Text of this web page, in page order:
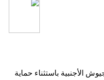
الأجنبية باستثناء حماية